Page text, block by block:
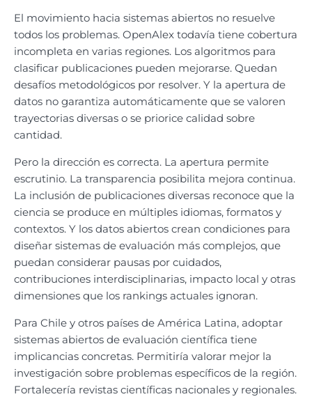
El movimiento hacia sistemas abiertos no resuelve
todos los problemas. OpenAlex todavía tiene cobertura
incompleta en varias regiones. Los algoritmos para
clasificar publicaciones pueden mejorarse. Quedan
desafíos metodológicos por resolver. Y la apertura de
datos no garantiza automáticamente que se valoren
trayectorias diversas o se priorice calidad sobre
cantidad.
Pero la dirección es correcta. La apertura permite
escrutinio. La transparencia posibilita mejora continua.
La inclusión de publicaciones diversas reconoce que la
ciencia se produce en múltiples idiomas, formatos y
contextos. Y los datos abiertos crean condiciones para
diseñar sistemas de evaluación más complejos, que
puedan considerar pausas por cuidados,
contribuciones interdisciplinarias, impacto local y otras
dimensiones que los rankings actuales ignoran.
Para Chile y otros países de América Latina, adoptar
sistemas abiertos de evaluación científica tiene
implicancias concretas. Permitiría valorar mejor la
investigación sobre problemas específicos de la región.
Fortalecería revistas científicas nacionales y regionales.